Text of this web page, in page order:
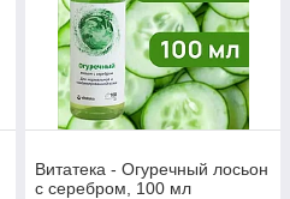
Витатека - Огуречный лосьон
с серебром, 100 мл